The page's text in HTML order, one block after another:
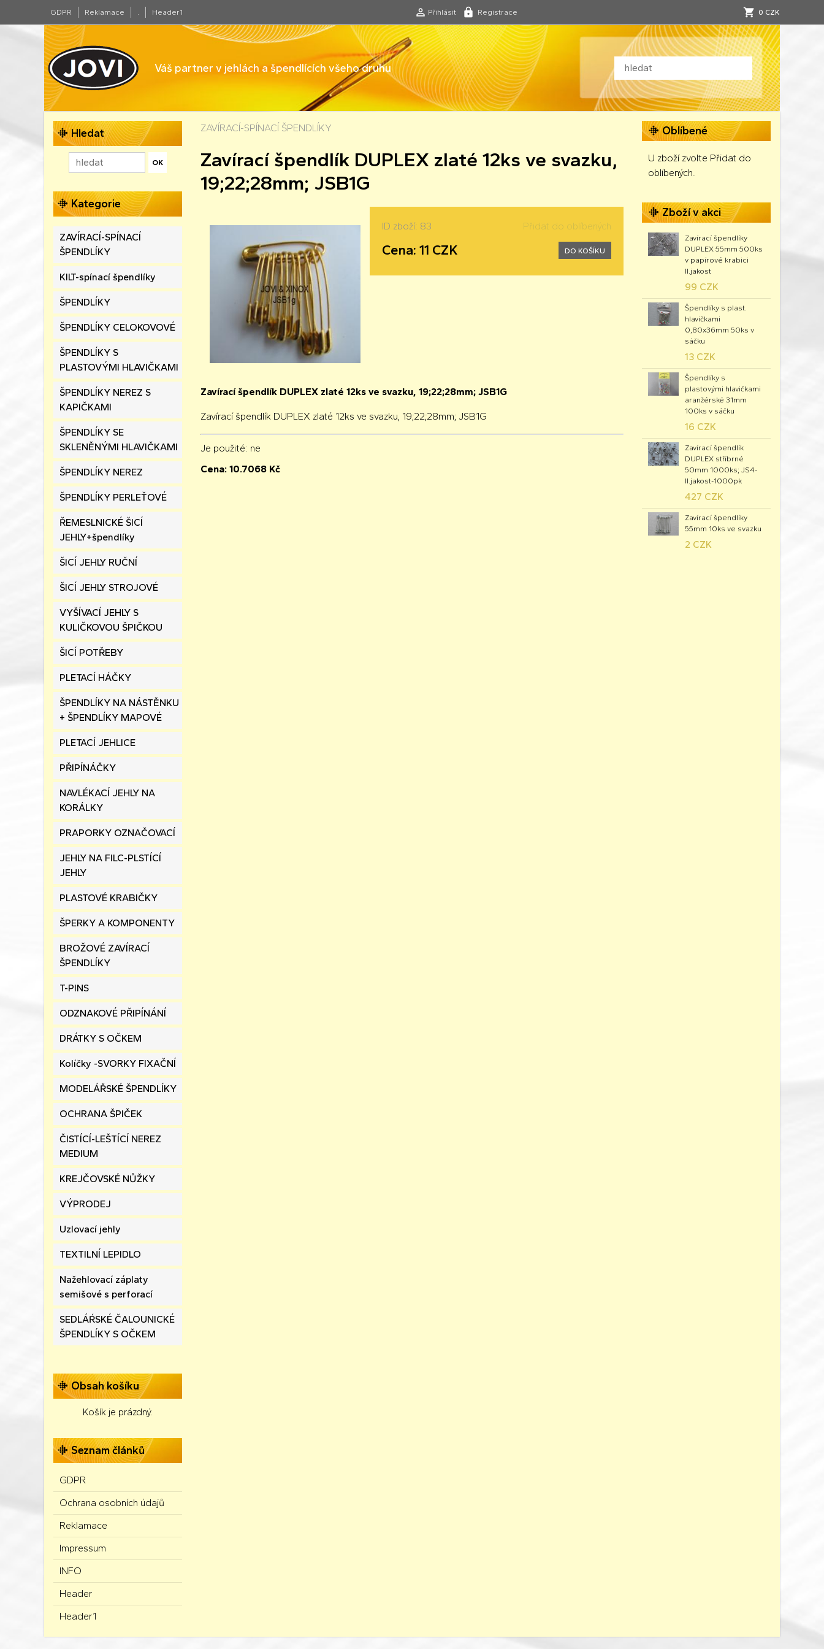
GDPR Reklamace . Header1 Přihlásit Registrace 0 CZK
Váš partner v jehlách a špendlících všeho druhu
Hledat
Kategorie
ZAVÍRACÍ-SPÍNACÍ
ŠPENDLÍKY
KILT-spínací špendlíky
ŠPENDLÍKY
ŠPENDLÍKY CELOKOVOVÉ
ŠPENDLÍKY S
PLASTOVÝMI HLAVIČKAMI
ŠPENDLÍKY NEREZ S
KAPIČKAMI
ŠPENDLÍKY SE
SKLENĚNÝMI HLAVIČKAMI
ŠPENDLÍKY NEREZ
ŠPENDLÍKY PERLEŤOVÉ
ŘEMESLNICKÉ ŠICÍ
JEHLY+špendlíky
ŠICÍ JEHLY RUČNÍ
ŠICÍ JEHLY STROJOVÉ
VYŠÍVACÍ JEHLY S
KULIČKOVOU ŠPIČKOU
ŠICÍ POTŘEBY
PLETACÍ HÁČKY
ŠPENDLÍKY NA NÁSTĚNKU
+ ŠPENDLÍKY MAPOVÉ
PLETACÍ JEHLICE
PŘIPÍNÁČKY
NAVLÉKACÍ JEHLY NA
KORÁLKY
PRAPORKY OZNAČOVACÍ
JEHLY NA FILC-PLSTÍCÍ
JEHLY
PLASTOVÉ KRABIČKY
ŠPERKY A KOMPONENTY
BROŽOVÉ ZAVÍRACÍ
ŠPENDLÍKY
T-PINS
ODZNAKOVÉ PŘIPÍNÁNÍ
DRÁTKY S OČKEM
Kolíčky -SVORKY FIXAČNÍ
MODELÁŘSKÉ ŠPENDLÍKY
OCHRANA ŠPIČEK
ČISTÍCÍ-LEŠTÍCÍ NEREZ
MEDIUM
KREJČOVSKÉ NŮŽKY
VÝPRODEJ
Uzlovací jehly
TEXTILNÍ LEPIDLO
Nažehlovací záplaty
semišové s perforací
SEDLÁŔSKÉ ČALOUNICKÉ
ŠPENDLÍKY S OČKEM
Obsah košíku
Košík je prázdný.
Seznam článků
GDPR
Ochrana osobních údajů
Reklamace
Impressum
INFO
Header
Header1
ZAVÍRACÍ-SPÍNACÍ ŠPENDLÍKY
Zavírací špendlík DUPLEX zlaté 12ks ve svazku,
19;22;28mm; JSB1G
ID zboží: 83 Přidat do oblíbených
Cena: 11 CZK DO KOŠÍKU
Zavírací špendlík DUPLEX zlaté 12ks ve svazku, 19;22;28mm; JSB1G
Zavírací špendlík DUPLEX zlaté 12ks ve svazku, 19;22;28mm; JSB1G
Je použité: ne
Cena: 10.7068 Kč
Oblíbené
U zboží zvolte Přidat do
oblíbených.
Zboží v akci
Zavírací špendlíky
DUPLEX 55mm 500ks
v papírové krabici
II.jakost
99 CZK
Špendlíky s plast.
hlavičkami
0,80x36mm 50ks v
sáčku
13 CZK
Špendlíky s
plastovými hlavičkami
aranžérské 31mm
100ks v sáčku
16 CZK
Zavírací špendlík
DUPLEX stříbrné
50mm 1000ks; JS4-
II.jakost-1000pk
427 CZK
Zavírací špendlíky
55mm 10ks ve svazku
2 CZK